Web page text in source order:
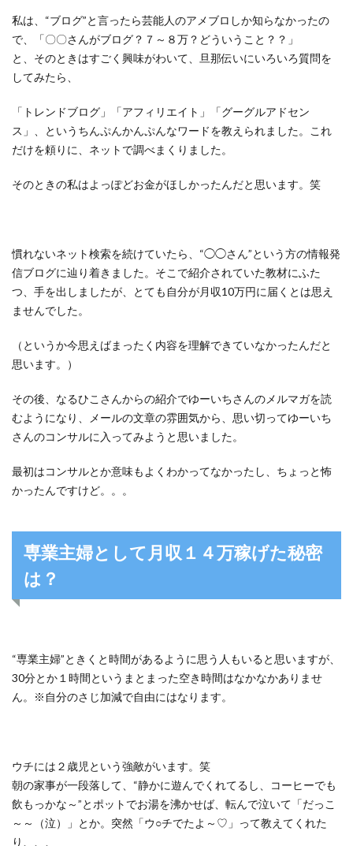
私は、“ブログ”と言ったら芸能人のアメブロしか知らなかったの
で、「〇〇さんがブログ？７～８万？どういうこと？？」
と、そのときはすごく興味がわいて、旦那伝いにいろいろ質問を
してみたら、
「トレンドブログ」「アフィリエイト」「グーグルアドセン
ス」、というちんぷんかんぷんなワードを教えられました。これ
だけを頼りに、ネットで調べまくりました。
そのときの私はよっぽどお金がほしかったんだと思います。笑
慣れないネット検索を続けていたら、“◯◯さん”という方の情報発
信ブログに辿り着きました。そこで紹介されていた教材にふた
つ、手を出しましたが、とても自分が月収10万円に届くとは思え
ませんでした。
（というか今思えばまったく内容を理解できていなかったんだと
思います。）
その後、なるひこさんからの紹介でゆーいちさんのメルマガを読
むようになり、メールの文章の雰囲気から、思い切ってゆーいち
さんのコンサルに入ってみようと思いました。
最初はコンサルとか意味もよくわかってなかったし、ちょっと怖
かったんですけど。。。
専業主婦として月収１４万稼げた秘密
は？
“専業主婦”ときくと時間があるように思う人もいると思いますが、
30分とか１時間というまとまった空き時間はなかなかありませ
ん。※自分のさじ加減で自由にはなります。
ウチには２歳児という強敵がいます。笑
朝の家事が一段落して、“静かに遊んでくれてるし、コーヒーでも
飲もっかな～”とポットでお湯を沸かせば、転んで泣いて「だっこ
～～（泣）」とか。突然「ウ○チでたよ～♡」って教えてくれた
り、、、